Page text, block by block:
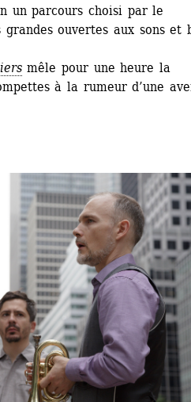
un parcours choisi par le
ouvertes aux sons et
mêle pour une heure la
à la rumeur d’une